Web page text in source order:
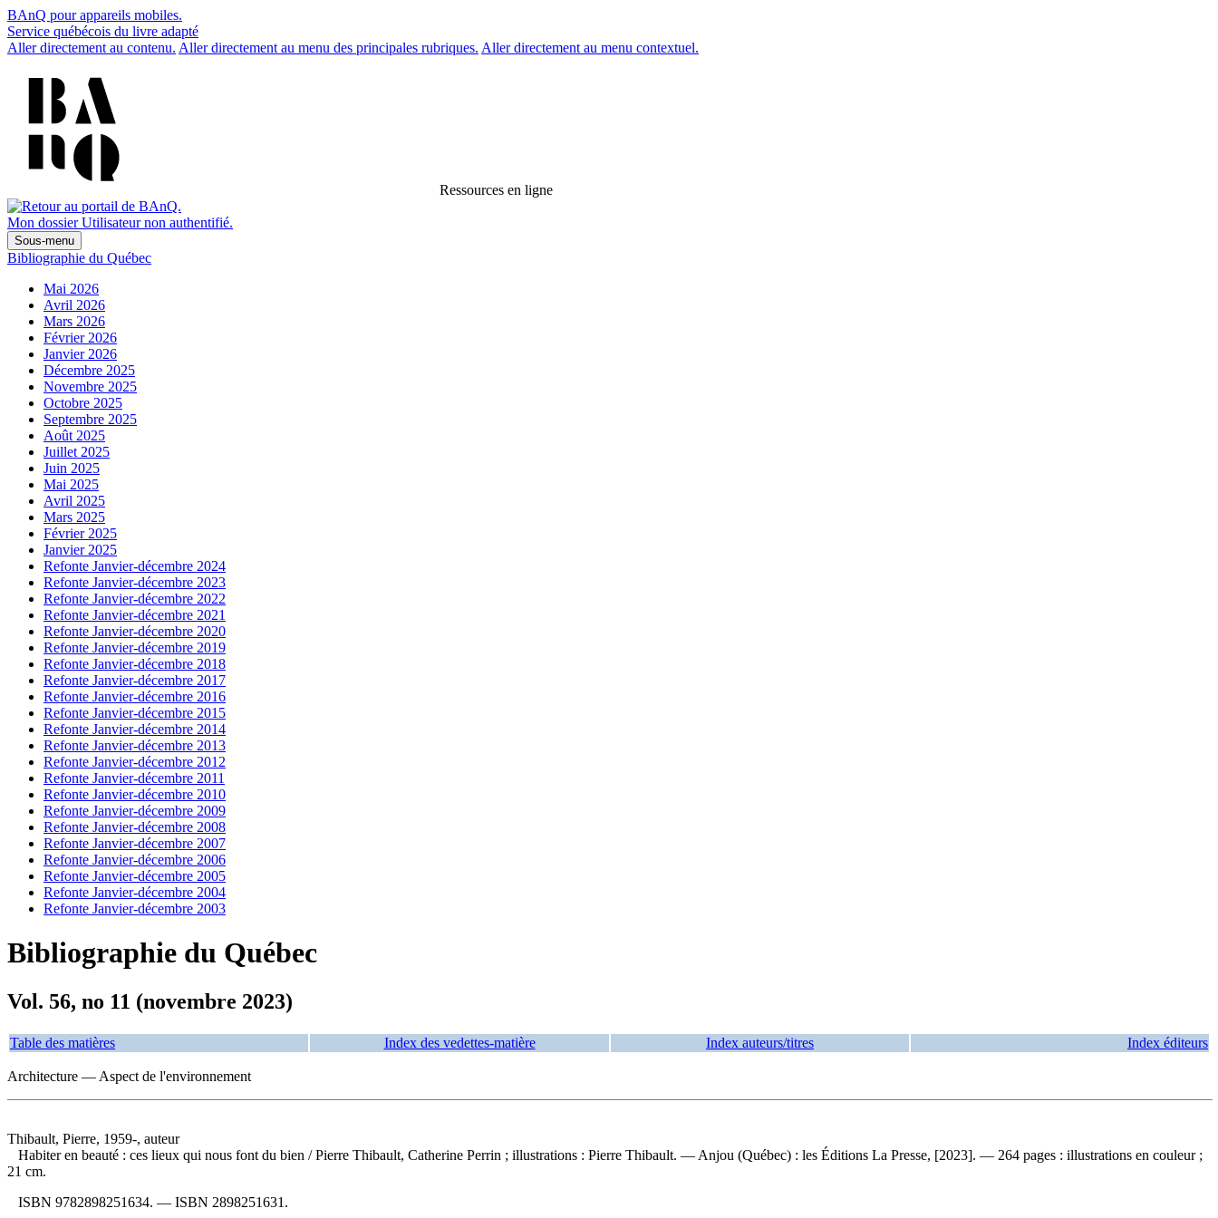
BAnQ pour appareils mobiles.
Service québécois du livre adapté
Aller directement au contenu. Aller directement au menu des principales rubriques. Aller directement au menu contextuel.
Ressources en ligne
Mon dossier Utilisateur non authentifié.
Sous-menu
Bibliographie du Québec
Mai 2026
Avril 2026
Mars 2026
Février 2026
Janvier 2026
Décembre 2025
Novembre 2025
Octobre 2025
Septembre 2025
Août 2025
Juillet 2025
Juin 2025
Mai 2025
Avril 2025
Mars 2025
Février 2025
Janvier 2025
Refonte Janvier-décembre 2024
Refonte Janvier-décembre 2023
Refonte Janvier-décembre 2022
Refonte Janvier-décembre 2021
Refonte Janvier-décembre 2020
Refonte Janvier-décembre 2019
Refonte Janvier-décembre 2018
Refonte Janvier-décembre 2017
Refonte Janvier-décembre 2016
Refonte Janvier-décembre 2015
Refonte Janvier-décembre 2014
Refonte Janvier-décembre 2013
Refonte Janvier-décembre 2012
Refonte Janvier-décembre 2011
Refonte Janvier-décembre 2010
Refonte Janvier-décembre 2009
Refonte Janvier-décembre 2008
Refonte Janvier-décembre 2007
Refonte Janvier-décembre 2006
Refonte Janvier-décembre 2005
Refonte Janvier-décembre 2004
Refonte Janvier-décembre 2003
Bibliographie du Québec
Vol. 56, no 11 (novembre 2023)
Table des matières Index des vedettes-matière Index auteurs/titres Index éditeurs
Architecture — Aspect de l'environnement
Thibault, Pierre, 1959-, auteur
Habiter en beauté : ces lieux qui nous font du bien / Pierre Thibault, Catherine Perrin ; illustrations : Pierre Thibault. — Anjou (Québec) : les Éditions La Presse, [2023]. — 264 pages : illustrations en couleur ;
21 cm.
ISBN 9782898251634. — ISBN 2898251631 .